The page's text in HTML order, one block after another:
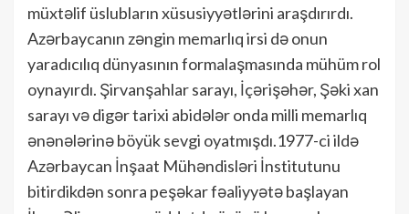
müxtəlif üslubların xüsusiyyətlərini araşdırırdı.
Azərbaycanın zəngin memarlıq irsi də onun
yaradıcılıq dünyasının formalaşmasında mühüm rol
oynayırdı. Şirvanşahlar sarayı, İçərişəhər, Şəki xan
sarayı və digər tarixi abidələr onda milli memarlıq
ənənələrinə böyük sevgi oyatmışdı.1977-ci ildə
Azərbaycan İnşaat Mühəndisləri İnstitutunu
bitirdikdən sonra peşəkar fəaliyyətə başlayan